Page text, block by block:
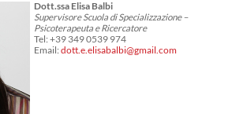
Dott.ssa Elisa Balbi
Supervisore Scuola di Specializzazione –
Psicoterapeuta e Ricercatore
Tel: +39 349 0539 974
Email: dott.e.elisabalbi@gmail.com